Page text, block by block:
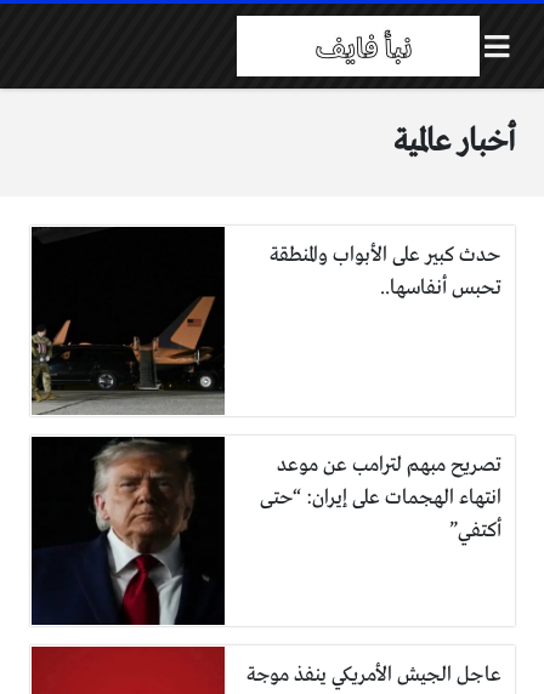
أخبار عالمية
حدث كبير على الأبواب والمنطقة
تحبس أنفاسها..
تصريح مبهم لترامب عن موعد
انتهاء الهجمات على إيران: “حتى
أكتفي”
عاجل الجيش الأمريكي ينفذ موجة